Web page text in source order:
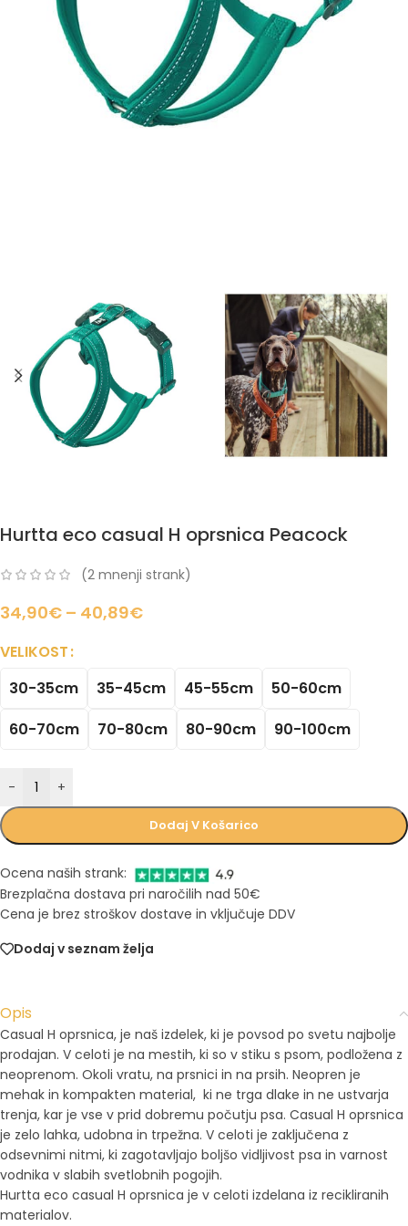
Hurtta eco casual H oprsnica Peacock
(2 mnenji strank)
34,90€ – 40,89€
VELIKOST
30-35cm
35-45cm 45-55cm
50-60cm
60-70cm
70-80cm 80-90cm 90-100cm
- +
Dodaj V Košarico
Ocena naših strank:
Brezplačna dostava pri naročilih nad 50€
Cena je brez stroškov dostave in vključuje DDV
Dodaj v seznam želja
Opis
Casual H oprsnica, je naš izdelek, ki je povsod po svetu najbolje
prodajan. V celoti je na mestih, ki so v stiku s psom, podložena z
neoprenom. Okoli vratu, na prsnici in na prsih. Neopren je
mehak in kompakten material, ki ne trga dlake in ne ustvarja
trenja, kar je vse v prid dobremu počutju psa. Casual H oprsnica
je zelo lahka, udobna in trpežna. V celoti je zaključena z
odsevnimi nitmi, ki zagotavljajo boljšo vidljivost psa in varnost
vodnika v slabih svetlobnih pogojih.
Hurtta eco casual H oprsnica je v celoti izdelana iz recikliranih
materialov.